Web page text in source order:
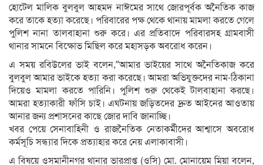
হোটেল মালিক বুলবুল আহমদ নাঈমের সাথে জোরপূর্বক অনৈতিক কাজ
করে তাকে হত্যা করেছে। পরিবারের পক্ষ থেকে থানায় মামলা করতে গেলে
পুলিশ নানা তালবাহানা শুরু করে। এর প্রতিবাদে পরিবারসহ গ্রামবাসী
থানার সামনে বিক্ষোভ মিছিল করে মহাসড়ক অবরোধ করেন।
এ সময় রবিউলের ভাই বলেন,”আমার ভাইয়ের সাথে অনৈতিকাজ করে
বুলবুল আমার ভাইকে হত্যা করা করেছে। আমরা অভিযুক্তদের নাম-ঠিকানা
দিয়েও মামলা করতে পারিনি। পুলিশ শুরু থেকেই টালবাহানা করছে।
আমরা হত্যাকারী ফাঁসি চাই। এঘটনায় জড়িতদের দ্রুত আইনের আওতায়
আনার জন্য প্রশাসনের কাছে জোর দাবি জানাচ্ছি।
খবর পেয়ে সেনাবাহিনী ও রাজনৈতিক নেতাকর্মীদের আশ্বাসে অবরোধ
কর্মসূচি সন্ধ্যার দিকে প্রত্যাহার করে নেয় এলাকাবাসী।
এ বিষয়ে ওসমানীনগর থানার ভারপ্রাপ্ত (ওসি) মো. মোনায়েম মিয়া বলেন,